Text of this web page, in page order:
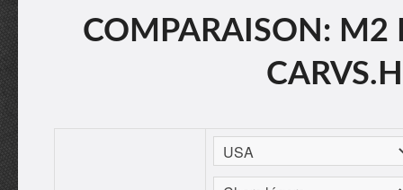
COMPARAISON: M2